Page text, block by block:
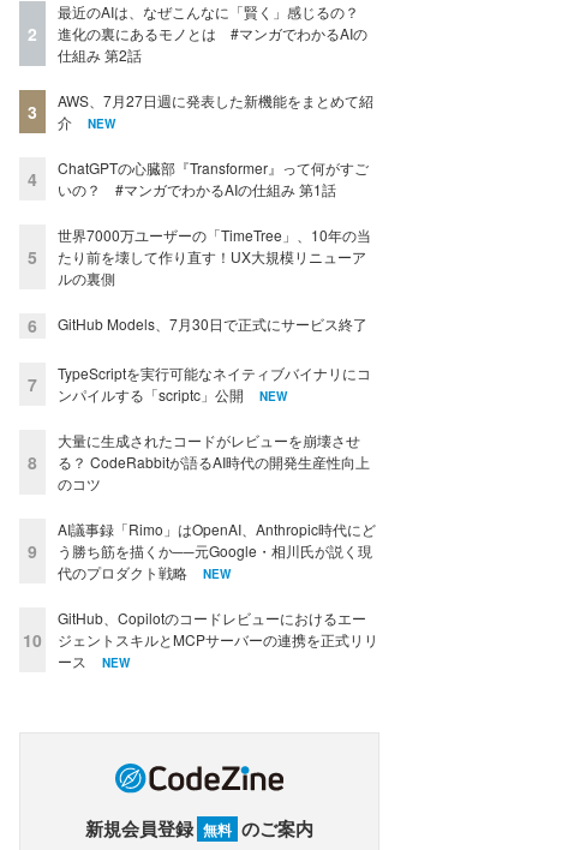
2
最近のAIは、なぜこんなに「賢く」感じるの？
進化の裏にあるモノとは #マンガでわかるAIの
仕組み 第2話
3
AWS、7月27日週に発表した新機能をまとめて紹
介
NEW
4
ChatGPTの心臓部『Transformer』って何がすご
いの？ #マンガでわかるAIの仕組み 第1話
5
世界7000万ユーザーの「TimeTree」、10年の当
たり前を壊して作り直す！UX大規模リニューア
ルの裏側
6 GitHub Models、7月30日で正式にサービス終了
7
TypeScriptを実行可能なネイティブバイナリにコ
ンパイルする「scriptc」公開
NEW
8
大量に生成されたコードがレビューを崩壊させ
る？ CodeRabbitが語るAI時代の開発生産性向上
のコツ
9
AI議事録「Rimo」はOpenAI、Anthropic時代にど
う勝ち筋を描くか──元Google・相川氏が説く現
代のプロダクト戦略
NEW
10
GitHub、Copilotのコードレビューにおけるエー
ジェントスキルとMCPサーバーの連携を正式リリ
ース
NEW
新規会員登録 無料 のご案内